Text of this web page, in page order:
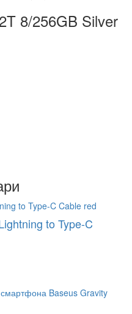
8/256GB Silver
to Type-C